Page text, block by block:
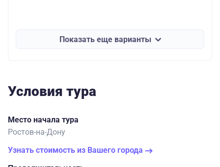
Показать еще варианты
Условия тура
Место начала тура
Ростов-на-Дону
Узнать стоимость из Вашего города